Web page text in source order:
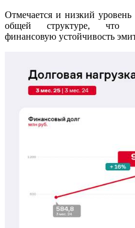
Отмечается и низкий
общей структуре, что
финансовую устойчивость